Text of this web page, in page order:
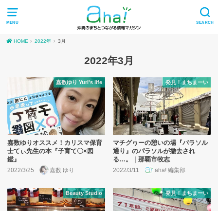
MENU SEARCH
HOME 2022年 3月
2022年3月
嘉数ゆり Yuri's life
嘉数ゆりオススメ！カリスマ保育
士てぃ先生の本『子育て〇×図
鑑』
2022/3/25 嘉数 ゆり
発見！まちまーい
マチグヮーの憩いの場『パラソル
通り』のパラソルが撤去され
る…。｜那覇市牧志
2022/3/11 aha! 編集部
Beauty Studio 発見！まちまーい